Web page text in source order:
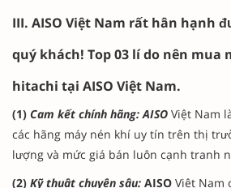
III. AISO Việt Nam rất hân hạnh
quý khách! Top 03 lí do nên mua
hitachi tại AISO Việt Nam.
(1) Cam kết chính hãng: AISO Việt Nam
các hãng máy nén khí uy tín trên thị
lượng và mức giá bán luôn cạnh tranh
(2) Kỹ thuật chuyên sâu: AISO Việt Nam